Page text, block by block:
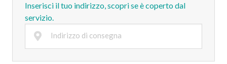
Inserisci il tuo indirizzo, scopri se è coperto dal
servizio.